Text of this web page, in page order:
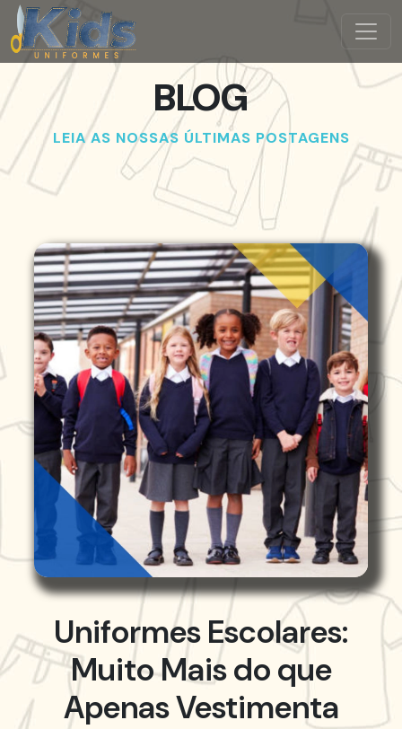
BLOG
LEIA AS NOSSAS ÚLTIMAS POSTAGENS
Uniformes Escolares:
Muito Mais do que
Apenas Vestimenta